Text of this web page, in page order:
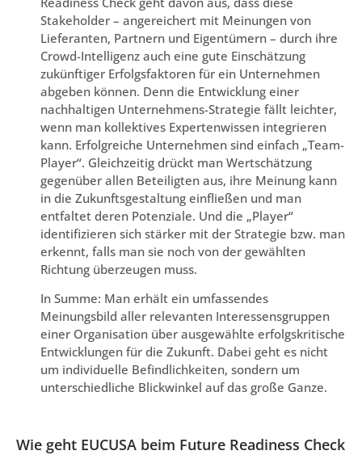
Stakeholder – angereichert mit Meinungen von
Lieferanten, Partnern und Eigentümern – durch ihre
Crowd-Intelligenz auch eine gute Einschätzung
zukünftiger Erfolgsfaktoren für ein Unternehmen
abgeben können. Denn die Entwicklung einer
nachhaltigen Unternehmens-Strategie fällt leichter,
wenn man kollektives Expertenwissen integrieren
kann. Erfolgreiche Unternehmen sind einfach „Team-
Player“. Gleichzeitig drückt man Wertschätzung
gegenüber allen Beteiligten aus, ihre Meinung kann
in die Zukunftsgestaltung einfließen und man
entfaltet deren Potenziale. Und die „Player“
identifizieren sich stärker mit der Strategie bzw. man
erkennt, falls man sie noch von der gewählten
Richtung überzeugen muss.
In Summe: Man erhält ein umfassendes
Meinungsbild aller relevanten Interessensgruppen
einer Organisation über ausgewählte erfolgskritische
Entwicklungen für die Zukunft. Dabei geht es nicht
um individuelle Befindlichkeiten, sondern um
unterschiedliche Blickwinkel auf das große Ganze.
Wie geht EUCUSA beim Future Readiness Check